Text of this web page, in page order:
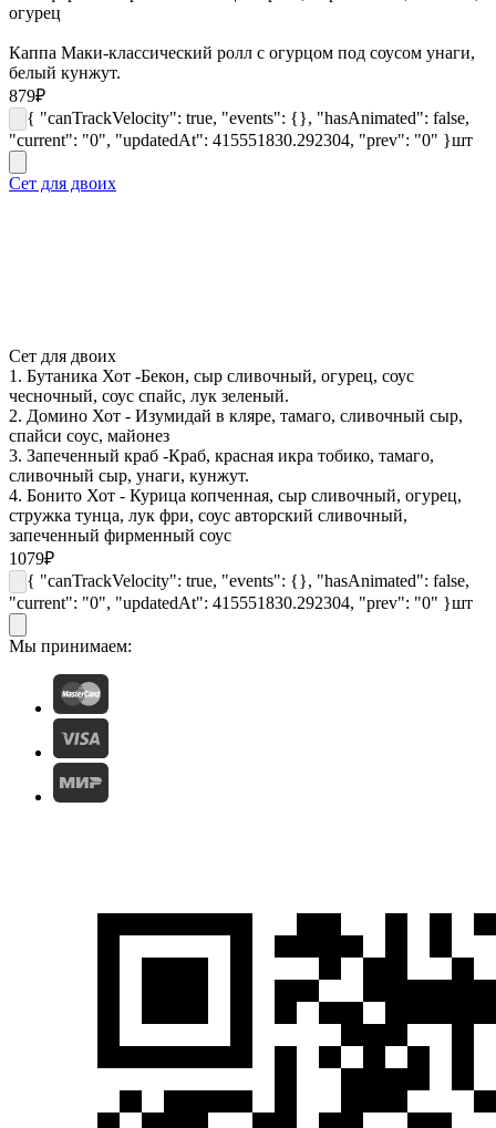
огурец
Каппа Маки-классический ролл с огурцом под соусом унаги,
белый кунжут.
879₽
{ "canTrackVelocity": true, "events": {}, "hasAnimated": false,
"current": "0", "updatedAt": 415551830.292304, "prev": "0" }шт
Сет для двоих
Сет для двоих
1. Бутаника Хот -Бекон, сыр сливочный, огурец, соус
чесночный, соус спайс, лук зеленый.
2. Домино Хот - Изумидай в кляре, тамаго, сливочный сыр,
спайси соус, майонез
3. Запеченный краб -Краб, красная икра тобико, тамаго,
сливочный сыр, унаги, кунжут.
4. Бонито Хот - Курица копченная, сыр сливочный, огурец,
стружка тунца, лук фри, соус авторский сливочный,
запеченный фирменный соус
1079₽
{ "canTrackVelocity": true, "events": {}, "hasAnimated": false,
"current": "0", "updatedAt": 415551830.292304, "prev": "0" }шт
Мы принимаем: